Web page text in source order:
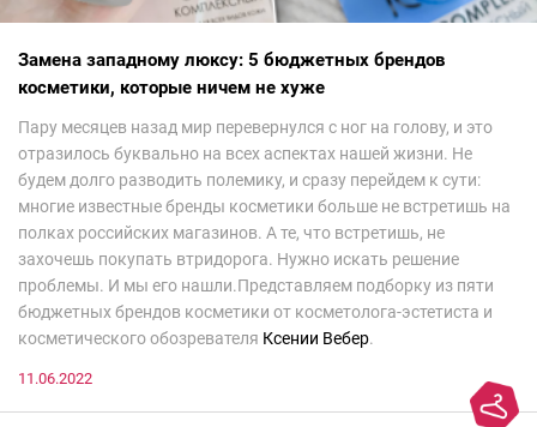
Замена западному люксу: 5 бюджетных брендов
косметики, которые ничем не хуже
Пару месяцев назад мир перевернулся с ног на голову, и это
отразилось буквально на всех аспектах нашей жизни. Не
будем долго разводить полемику, и сразу перейдем к сути:
многие известные бренды косметики больше не встретишь на
полках российских магазинов. А те, что встретишь, не
захочешь покупать втридорога. Нужно искать решение
проблемы. И мы его нашли.Представляем подборку из пяти
бюджетных брендов косметики от косметолога-эстетиста и
косметического обозревателя Ксении Вебер.
11.06.2022